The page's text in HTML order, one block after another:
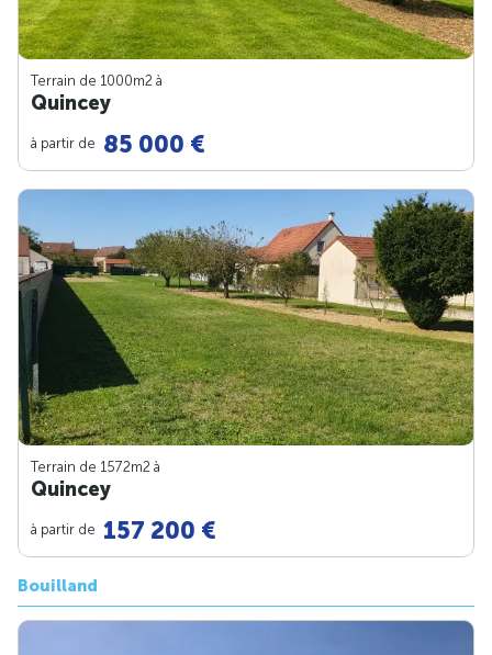
Terrain de 1000m2 à
Quincey
à partir de 85 000 €
Terrain de 1572m2 à
Quincey
à partir de 157 200 €
Bouilland